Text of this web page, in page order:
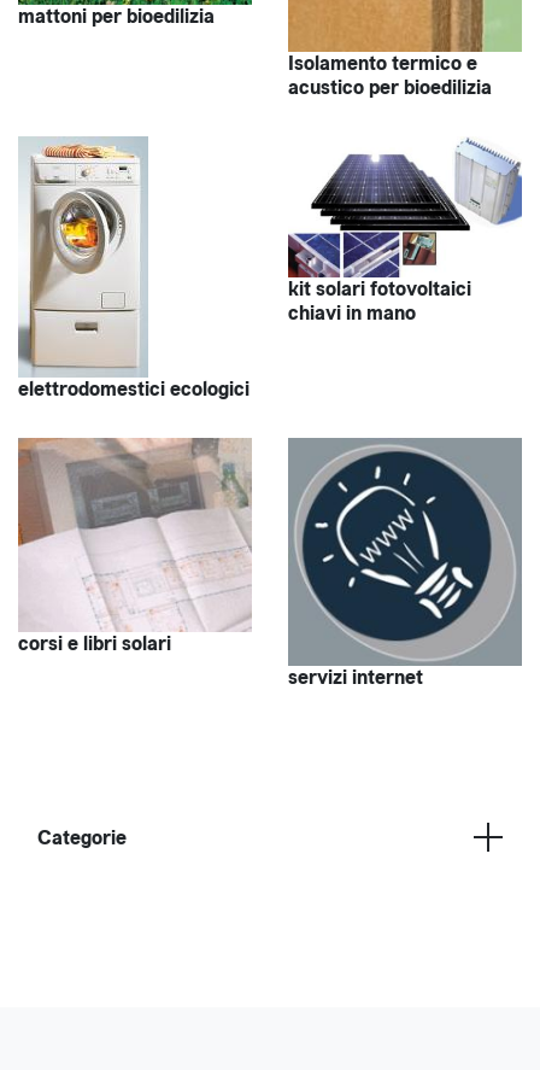
mattoni per bioedilizia
Isolamento termico e
acustico per bioedilizia
elettrodomestici ecologici
kit solari fotovoltaici
chiavi in mano
corsi e libri solari
servizi internet
Categorie